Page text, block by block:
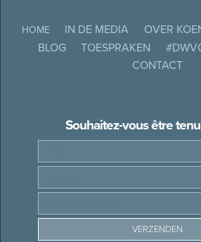
HOME IN DE MEDIA OVER
BLOG
TOESPRAKEN
CONTACT
Souhaitez-vous être